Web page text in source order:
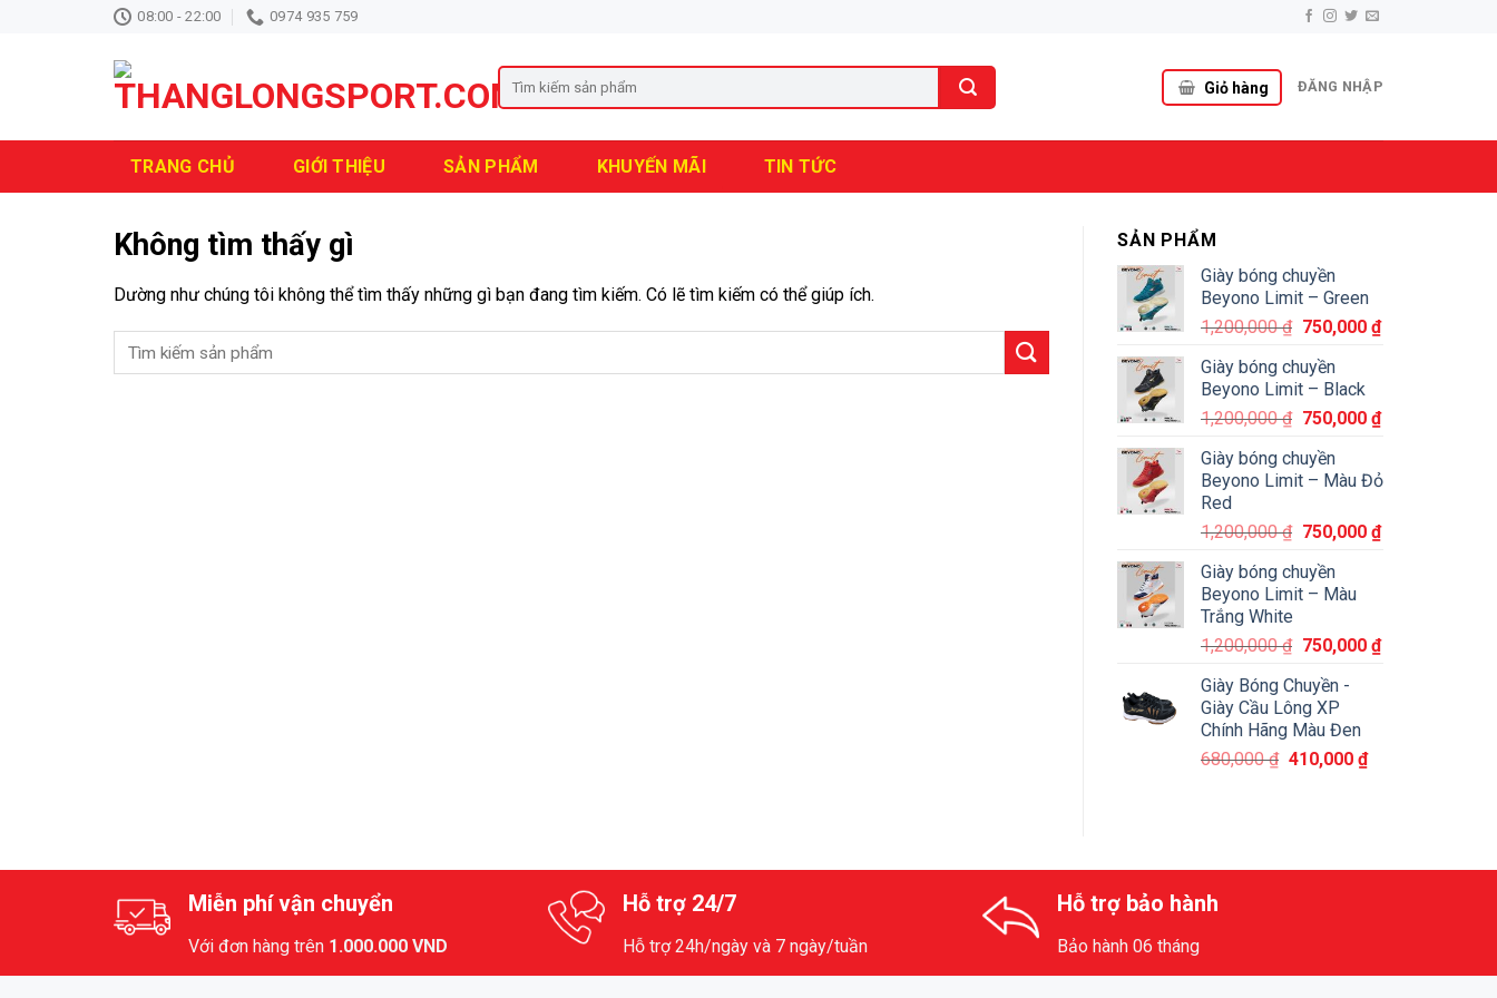
08:00 - 22:00 0974 935 759
Giỏ hàng ĐĂNG NHẬP
TRANG CHỦ GIỚI THIỆU SẢN PHẨM KHUYẾN MÃI TIN TỨC
Không tìm thấy gì
Dường như chúng tôi không thể tìm thấy những gì bạn đang tìm kiếm. Có lẽ tìm kiếm có thể giúp ích.
SẢN PHẨM
Giày bóng chuyền
Beyono Limit – Green
1,200,000₫ 750,000 ₫
Giày bóng chuyền
Beyono Limit – Black
1,200,000₫ 750,000 ₫
Giày bóng chuyền
Beyono Limit – Màu Đỏ
Red
1,200,000₫ 750,000 ₫
Giày bóng chuyền
Beyono Limit – Màu
Trắng White
1,200,000₫ 750,000 ₫
Giày Bóng Chuyền -
Giày Cầu Lông XP
Chính Hãng Màu Đen
680,000₫ 410,000 ₫
Miễn phí vận chuyển
Với đơn hàng trên 1.000.000 VND
Hỗ trợ 24/7
Hỗ trợ 24h/ngày và 7 ngày/tuần
Hỗ trợ bảo hành
Bảo hành 06 tháng